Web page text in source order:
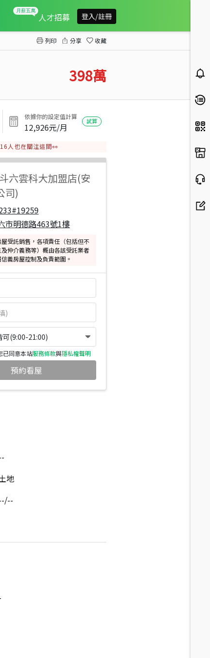
人才招募 登入/註冊
列印 分享 收藏
398萬
依據你的設定值計算
12,926元/月
試算
16 人也在關注這間👀
斗六雲科大加盟店(安
司)
市明德路463號1樓
受託銷售，各項責任（包括但不
仲介義務等）概由各該受託業者
義房屋控制及負責範圍。
可(9:00-21:00)
已同意本站服務條款與隱私權聲明
預約看屋
地